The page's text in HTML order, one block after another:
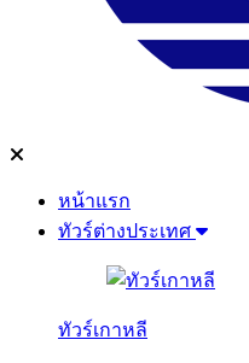
หน้าแรก
ทัวร์ต่างประเทศ
ทัวร์เกาหลี